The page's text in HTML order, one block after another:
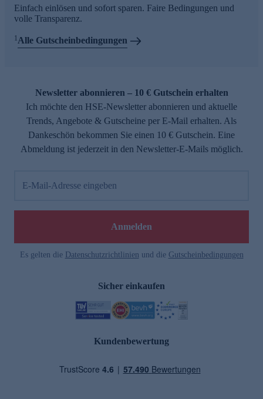
Einfach einlösen und sofort sparen. Faire Bedingungen und
volle Transparenz.
1Alle Gutscheinbedingungen
Newsletter abonnieren – 10 € Gutschein erhalten
Ich möchte den HSE-Newsletter abonnieren und aktuelle
Trends, Angebote & Gutscheine per E-Mail erhalten. Als
Dankeschön bekommen Sie einen 10 € Gutschein. Eine
Abmeldung ist jederzeit in den Newsletter-E-Mails möglich.
E-Mail-Adresse eingeben
Anmelden
Es gelten die Datenschutzrichtlinien und die Gutscheinbedingungen
Sicher einkaufen
Kundenbewertung